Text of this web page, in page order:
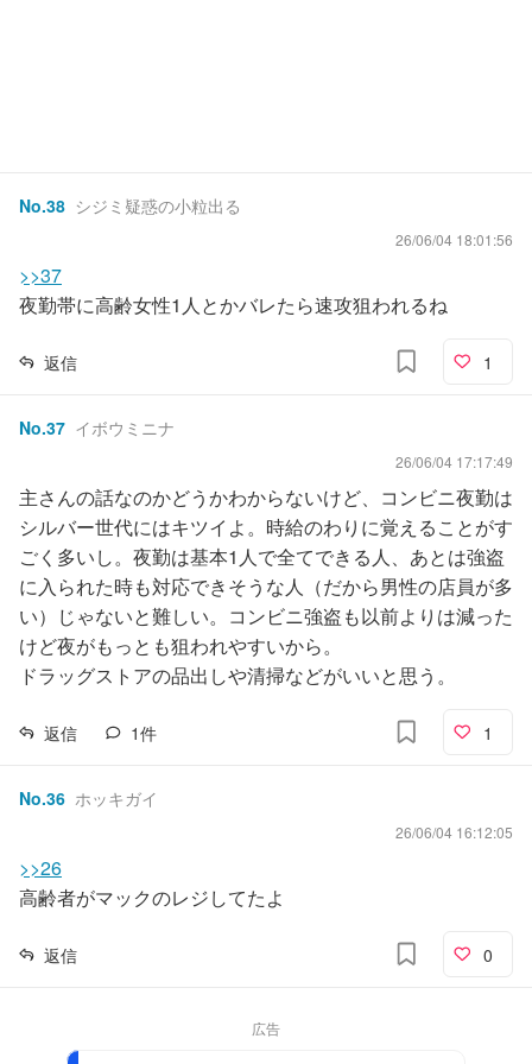
No.38 シジミ疑惑の小粒出る
26/06/04 18:01:56
>>37
夜勤帯に高齢女性1人とかバレたら速攻狙われるね
返信 1
No.37 イボウミニナ
26/06/04 17:17:49
主さんの話なのかどうかわからないけど、コンビニ夜勤は
シルバー世代にはキツイよ。時給のわりに覚えることがす
ごく多いし。夜勤は基本1人で全てできる人、あとは強盗
に入られた時も対応できそうな人（だから男性の店員が多
い）じゃないと難しい。コンビニ強盗も以前よりは減った
けど夜がもっとも狙われやすいから。
ドラッグストアの品出しや清掃などがいいと思う。
返信 1件 1
No.36 ホッキガイ
26/06/04 16:12:05
>>26
高齢者がマックのレジしてたよ
返信 0
広告